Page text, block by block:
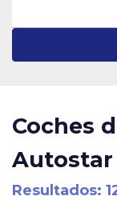
Coches
Autostar
Resultados: